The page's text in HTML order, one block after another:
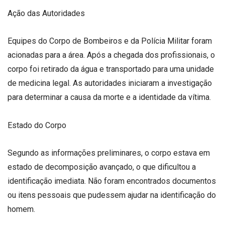
Ação das Autoridades
Equipes do Corpo de Bombeiros e da Polícia Militar foram
acionadas para a área. Após a chegada dos profissionais, o
corpo foi retirado da água e transportado para uma unidade
de medicina legal. As autoridades iniciaram a investigação
para determinar a causa da morte e a identidade da vítima.
Estado do Corpo
Segundo as informações preliminares, o corpo estava em
estado de decomposição avançado, o que dificultou a
identificação imediata. Não foram encontrados documentos
ou itens pessoais que pudessem ajudar na identificação do
homem.